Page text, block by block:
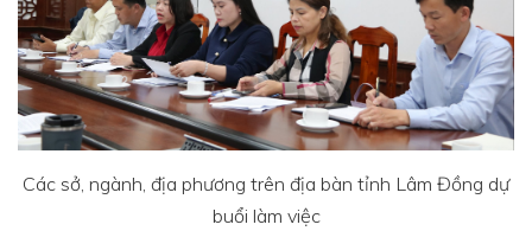
Các sở, ngành, địa phương trên địa bàn tỉnh Lâm Đồng dự
buổi làm việc